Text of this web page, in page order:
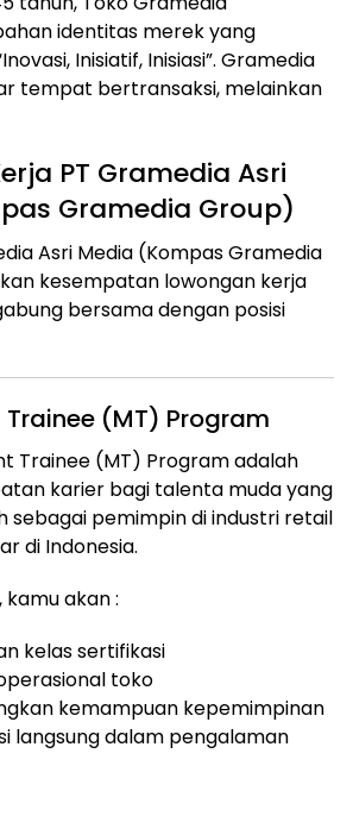
identitas merek yang
Inisiatif, Inisiasi”. Gramedia
tempat bertransaksi, melainkan
PT Gramedia Asri
Gramedia Group)
Asri Media (Kompas Gramedia
kesempatan lowongan kerja
bersama dengan posisi
(MT) Program
Trainee (MT) Program adalah
karier bagi talenta muda yang
sebagai pemimpin di industri retail
di Indonesia.
akan :
kelas sertifikasi
toko
kemampuan kepemimpinan
langsung dalam pengalaman